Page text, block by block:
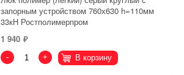
запорным устройством 760х630 h=110мм
33кН Ростполимерпром
1 940
- + В корзину